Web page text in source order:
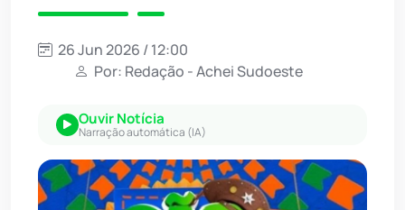
26 Jun 2026 / 12:00
Por: Redação - Achei Sudoeste
Ouvir Notícia
Narração automática (IA)